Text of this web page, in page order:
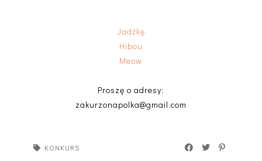
Jadźkę
Hibou
Meow
Proszę o adresy:
zakurzonapolka@gmail.com
KONKURS